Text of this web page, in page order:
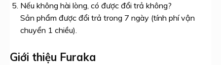
Nếu không hài lòng, có được đổi trả không?
Sản phẩm được đổi trả trong 7 ngày (tính phí vận
chuyển 1 chiều).
Giới thiệu Furaka